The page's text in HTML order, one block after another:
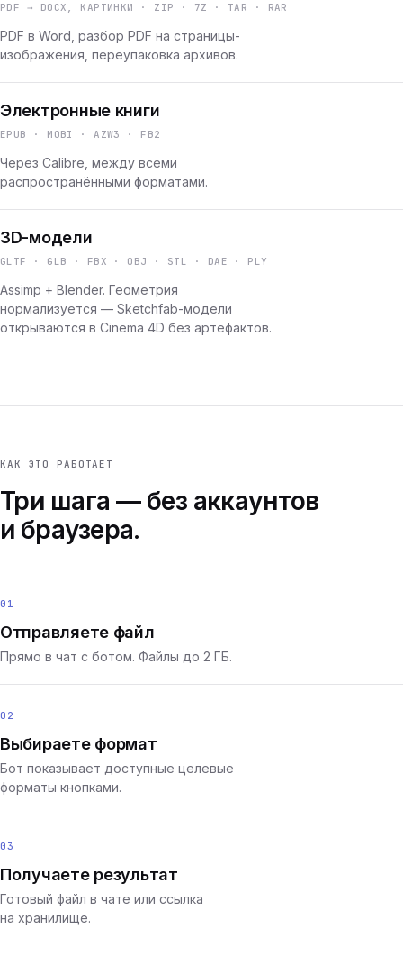
PDF → DOCX, КАРТИНКИ · ZIP · 7Z · TAR · RAR
PDF в Word, разбор PDF на страницы-
изображения, переупаковка архивов.
Электронные книги
EPUB · MOBI · AZW3 · FB2
Через Calibre, между всеми
распространёнными форматами.
3D-модели
GLTF · GLB · FBX · OBJ · STL · DAE · PLY
Assimp + Blender. Геометрия
нормализуется — Sketchfab-модели
открываются в Cinema 4D без артефактов.
КАК ЭТО РАБОТАЕТ
Три шага — без аккаунтов
и браузера.
01
Отправляете файл
Прямо в чат с ботом. Файлы до 2 ГБ.
02
Выбираете формат
Бот показывает доступные целевые
форматы кнопками.
03
Получаете результат
Готовый файл в чате или ссылка
на хранилище.